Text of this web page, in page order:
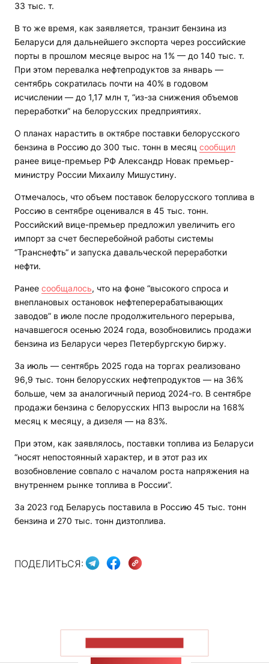
33 тыс. т.
В то же время, как заявляется, транзит бензина из
Беларуси для дальнейшего экспорта через российские
порты в прошлом месяце вырос на 1% — до 140 тыс. т.
При этом перевалка нефтепродуктов за январь —
сентябрь сократилась почти на 40% в годовом
исчислении — до 1,17 млн т, “из-за снижения объемов
переработки” на белорусских предприятиях.
О планах нарастить в октябре поставки белорусского
бензина в Россию до 300 тыс. тонн в месяц сообщил
ранее вице-премьер РФ Александр Новак премьер-
министру России Михаилу Мишустину.
Отмечалось, что объем поставок белорусского топлива в
Россию в сентябре оценивался в 45 тыс. тонн.
Российский вице-премьер предложил увеличить его
импорт за счет бесперебойной работы системы
“Транснефть“ и запуска давальческой переработки
нефти.
Ранее сообщалось, что на фоне “высокого спроса и
внеплановых остановок нефтеперерабатывающих
заводов” в июле после продолжительного перерыва,
начавшегося осенью 2024 года, возобновились продажи
бензина из Беларуси через Петербургскую биржу.
За июль — сентябрь 2025 года на торгах реализовано
96,9 тыс. тонн белорусских нефтепродуктов — на 36%
больше, чем за аналогичный период 2024-го. В сентябре
продажи бензина с белорусских НПЗ выросли на 168%
месяц к месяцу, а дизеля — на 83%.
При этом, как заявлялось, поставки топлива из Беларуси
“носят непостоянный характер, и в этот раз их
возобновление совпало с началом роста напряжения на
внутреннем рынке топлива в России”.
За 2023 год Беларусь поставила в Россию 45 тыс. тонн
бензина и 270 тыс. тонн дизтоплива.
ПОДЕЛИТЬСЯ: